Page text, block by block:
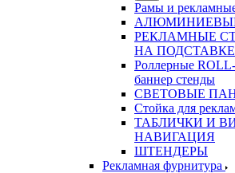
Рамы и
РЕКЛАМНЫЕ
НА ПОДСТАВКЕ
Роллерные
баннер стенды
СВЕТОВЫЕ
Стойка для
ТАБЛИЧКИ И
НАВИГАЦИЯ
ШТЕНДЕРЫ
Рекламная фурнитура